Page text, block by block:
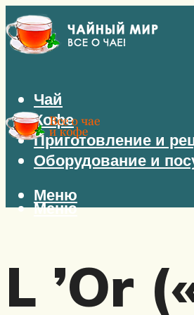
Чай
Кофе
Приготовление и
Оборудование и
Меню
Меню
L ’Or